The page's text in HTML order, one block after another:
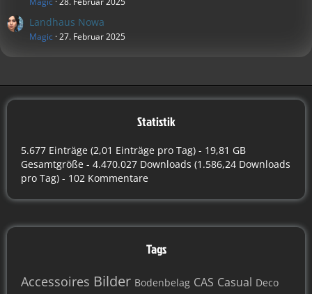
Landhaus Nowa
Magic 27. Februar 2025
Statistik
5.677 Einträge (2,01 Einträge pro Tag) - 19,81 GB
Gesamtgröße - 4.470.027 Downloads (1.586,24 Downloads
pro Tag) - 102 Kommentare
Tags
Accessoires Bilder Bodenbelag CAS Casual Deco